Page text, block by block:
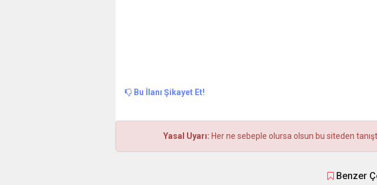
Bu İlanı Şikayet Et!
Yasal Uyarı: Her ne sebeple olursa olsun bu siteden
Benzer